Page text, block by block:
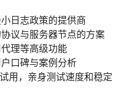
日志政策的提供商
议与服务器节点的方案
理等高级功能
口碑与案例分析
用，亲身测试速度和稳定